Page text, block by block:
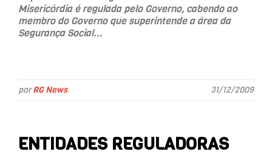
Misericórdia é regulada pelo Governo, cabendo ao
membro do Governo que superintende a área da
Segurança Social...
porRG News 31/12/2009
ENTIDADES REGULADORAS